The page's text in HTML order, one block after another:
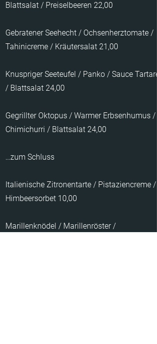
Blattsalat / Preiselbeeren 22,00
Gebratener Seehecht / Ochsenherztomate /
Tahinicreme / Kräutersalat 21,00
Knuspriger Seeteufel / Panko / Sauce Tartare
/ Blattsalat 24,00
Gegrillter Oktopus / Warmer Erbsenhumus /
Chimichurri / Blattsalat 24,00
…zum Schluss
Italienische Zitronentarte / Pistaziencreme /
Himbeersorbet 10,00
Marillenknödel / Marillenröster /